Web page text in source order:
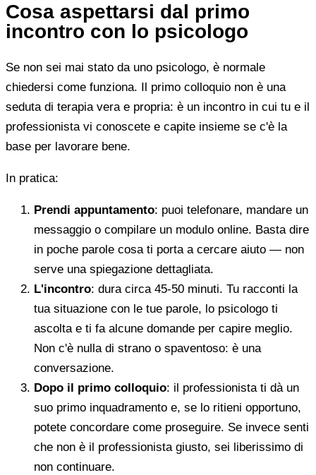
Cosa aspettarsi dal primo
incontro con lo psicologo
Se non sei mai stato da uno psicologo, è normale
chiedersi come funziona. Il primo colloquio non è una
seduta di terapia vera e propria: è un incontro in cui tu e il
professionista vi conoscete e capite insieme se c'è la
base per lavorare bene.
In pratica:
Prendi appuntamento: puoi telefonare, mandare un
messaggio o compilare un modulo online. Basta dire
in poche parole cosa ti porta a cercare aiuto — non
serve una spiegazione dettagliata.
L'incontro: dura circa 45-50 minuti. Tu racconti la
tua situazione con le tue parole, lo psicologo ti
ascolta e ti fa alcune domande per capire meglio.
Non c'è nulla di strano o spaventoso: è una
conversazione.
Dopo il primo colloquio: il professionista ti dà un
suo primo inquadramento e, se lo ritieni opportuno,
potete concordare come proseguire. Se invece senti
che non è il professionista giusto, sei liberissimo di
non continuare.